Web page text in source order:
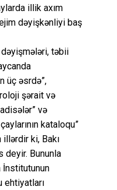
illik axım
dəyişkənliyi baş
təbii
üç əsrdə”,
şərait və
və
kataloqu”
illərdir ki, Bakı
deyir. Bununla
İnstitutunun
ehtiyatları